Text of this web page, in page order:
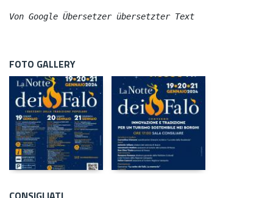
Von Google Übersetzer übersetzter Text
FOTO GALLERY